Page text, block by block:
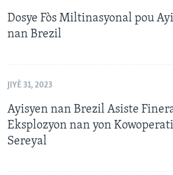
Dosye Fòs Miltinasyonal pou
nan Brezil
JIYÈ 31, 2023
Ayisyen nan Brezil Asiste
Eksplozyon nan yon
Sereyal